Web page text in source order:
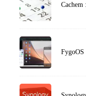
Cachem